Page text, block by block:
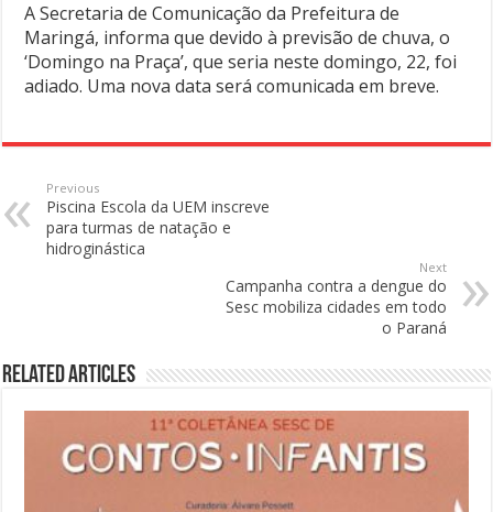
A Secretaria de Comunicação da Prefeitura de
Maringá, informa que devido à previsão de chuva, o
‘Domingo na Praça’, que seria neste domingo, 22, foi
adiado. Uma nova data será comunicada em breve.
Previous
Piscina Escola da UEM inscreve
para turmas de natação e
hidroginástica
Next
Campanha contra a dengue do
Sesc mobiliza cidades em todo
o Paraná
Related Articles